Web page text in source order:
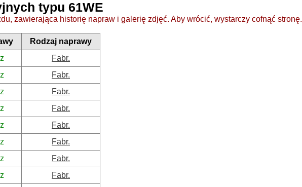
typu 61WE
zawierająca historię napraw i galerię zdjęć. Aby wrócić, wystarczy cofnąć stronę.
Rodzaj naprawy
Fabr.
Fabr.
Fabr.
Fabr.
Fabr.
Fabr.
Fabr.
Fabr.